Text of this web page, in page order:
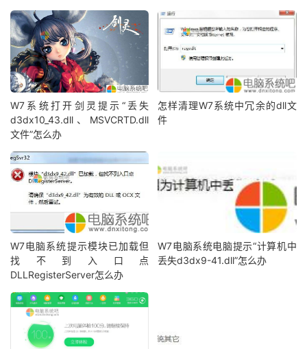
W7系统打开剑灵提示“丢失
d3dx10_43.dll、MSVCRTD.dll
文件”怎么办
怎样清理W7系统中冗余的dll文
件
W7电脑系统提示模块已加载但
找不到入口点
DLLRegisterServer怎么办
W7电脑系统电脑提示“计算机中
丢失d3dx9-41.dll”怎么办